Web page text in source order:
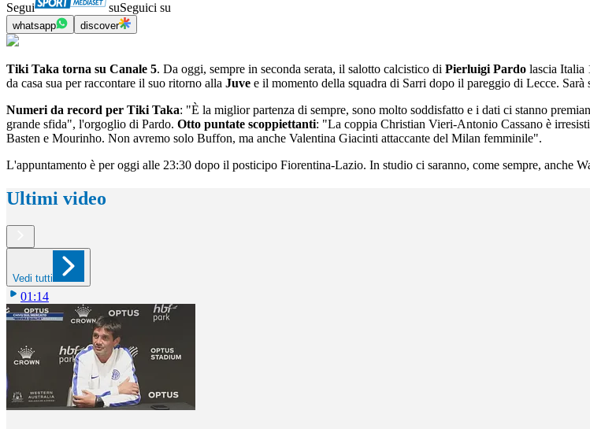
Segui suSeguici su
whatsapp discover
Tiki Taka torna su Canale 5. Da oggi, sempre in seconda serata, il salotto calcistico di Pierluigi Pardo lascia Italia
da casa sua per raccontare il suo ritorno alla Juve e il momento della squadra di Sarri dopo il pareggio di Lecce. Sarà
Numeri da record per Tiki Taka: "È la miglior partenza di sempre, sono molto soddisfatto e i dati ci stanno
grande sfida", l'orgoglio di Pardo. Otto puntate scoppiettanti: "La coppia Christian Vieri-Antonio Cassano è
Basten e Mourinho. Non avremo solo Buffon, ma anche Valentina Giacinti attaccante del Milan femminile".
L'appuntamento è per oggi alle 23:30 dopo il posticipo Fiorentina-Lazio. In studio ci saranno, come sempre, anche
Ultimi video
Vedi tutti
01:14